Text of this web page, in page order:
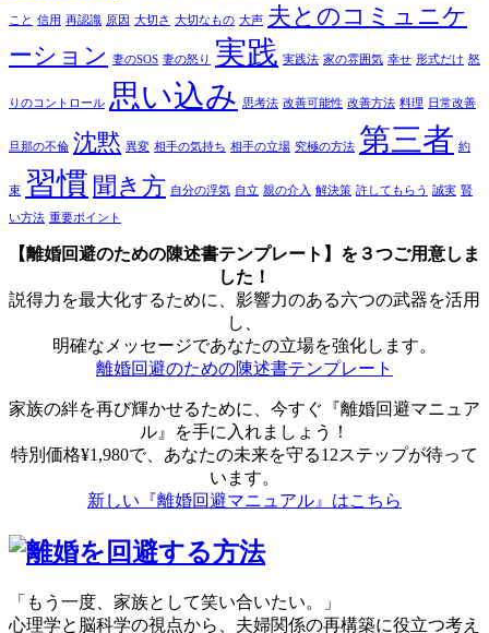
こと 信用 再認識 原因 大切さ 大切なもの 大声 夫とのコミュニケ
ーション
妻のSOS 妻の怒り 実践 実践法 家の雰囲気 幸せ 形式だけ 怒
りのコントロール 思い込み 思考法 改善可能性 改善方法 料理 日常改善
旦那の不倫 沈黙 異変 相手の気持ち 相手の立場 究極の方法 第三者 約
束 習慣 聞き方 自分の浮気 自立 親の介入 解決策 許してもらう 誠実 賢
い方法 重要ポイント
【離婚回避のための陳述書テンプレート】を３つご用意しま
した！
説得力を最大化するために、影響力のある六つの武器を活用
し、
明確なメッセージであなたの立場を強化します。
離婚回避のための陳述書テンプレート
家族の絆を再び輝かせるために、今すぐ『離婚回避マニュア
ル』を手に入れましょう！
特別価格¥1,980で、あなたの未来を守る12ステップが待って
います。
新しい『離婚回避マニュアル』はこちら
「もう一度、家族として笑い合いたい。」
心理学と脳科学の視点から、夫婦関係の再構築に役立つ考え